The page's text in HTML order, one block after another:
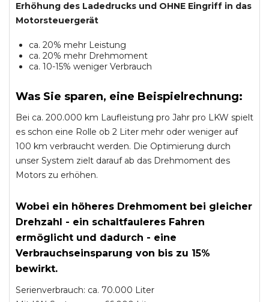
Erhöhung des Ladedrucks und OHNE Eingriff in das
Motorsteuergerät
ca. 20% mehr Leistung
ca. 20% mehr Drehmoment
ca. 10-15% weniger Verbrauch
Was Sie sparen, eine Beispielrechnung:
Bei ca. 200.000 km Laufleistung pro Jahr pro LKW spielt
es schon eine Rolle ob 2 Liter mehr oder weniger auf
100 km verbraucht werden. Die Optimierung durch
unser System zielt darauf ab das Drehmoment des
Motors zu erhöhen.
Wobei ein höheres Drehmoment bei gleicher
Drehzahl - ein schaltfauleres Fahren
ermöglicht und dadurch - eine
Verbrauchseinsparung von bis zu 15%
bewirkt.
Serienverbrauch: ca. 70.000 Liter